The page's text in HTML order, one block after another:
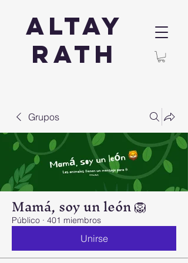
Altay
Rath
Grupos
Mamá, soy un león 🦁
Público · 401 miembros
Unirse